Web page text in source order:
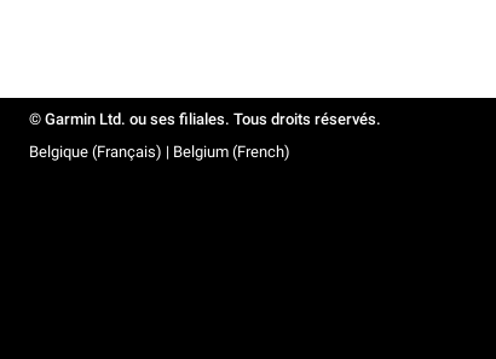
© Garmin Ltd. ou ses filiales. Tous droits réservés.
Belgique (Français) | Belgium (French)